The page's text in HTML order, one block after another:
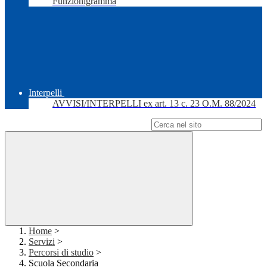
Interpelli
AVVISI/INTERPELLI ex art. 13 c. 23 O.M. 88/2024
Home >
Servizi >
Percorsi di studio >
Scuola Secondaria